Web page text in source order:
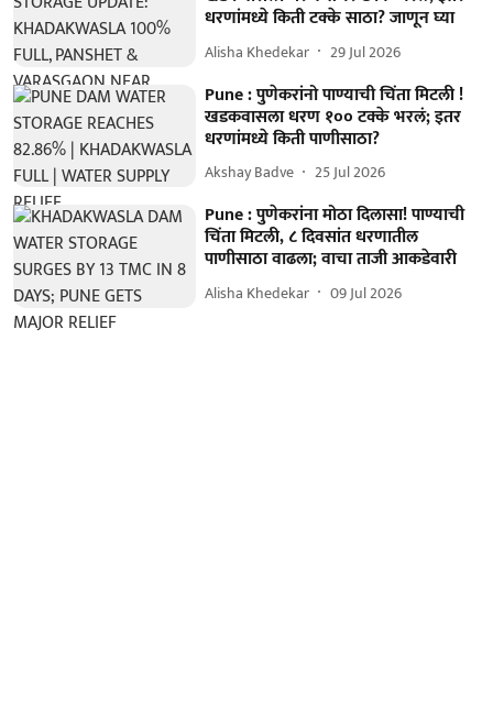
धरणांमध्ये किती टक्के साठा? जाणून घ्या
Alisha Khedekar 29 Jul 2026
Pune : पुणेकरांनो पाण्याची चिंता मिटली !
खडकवासला धरण १०० टक्के भरलं; इतर
धरणांमध्ये किती पाणीसाठा?
Akshay Badve 25 Jul 2026
Pune : पुणेकरांना मोठा दिलासा! पाण्याची
चिंता मिटली, ८ दिवसांत धरणातील
पाणीसाठा वाढला; वाचा ताजी आकडेवारी
Alisha Khedekar 09 Jul 2026